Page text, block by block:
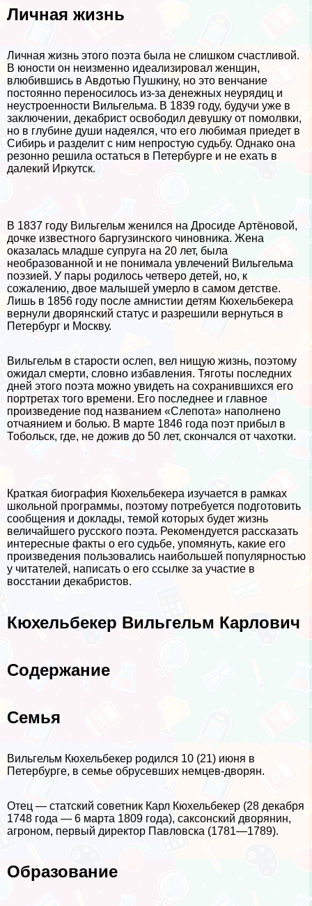
Личная жизнь
Личная жизнь этого поэта была не слишком счастливой.
В юности он неизменно идеализировал женщин,
влюбившись в Авдотью Пушкину, но это венчание
постоянно переносилось из-за денежных неурядиц и
неустроенности Вильгельма. В 1839 году, будучи уже в
заключении, декабрист освободил дeвyшку от помолвки,
но в глубине души надеялся, что его любимая приедет в
Сибирь и разделит с ним непростую судьбу. Однако она
резонно решила остаться в Петербурге и не ехать в
далекий Иркутск.
В 1837 году Вильгельм женился на Дросиде Артёновой,
дочке известного баргузинского чиновника. Жена
оказалась младше супруга на 20 лет, была
необразованной и не понимала увлечений Вильгельма
поэзией. У пары родилось четверо детей, но, к
сожалению, двое малышей умерло в самом детстве.
Лишь в 1856 году после амнистии детям Кюхельбекера
вернули дворянский статус и разрешили вернуться в
Петербург и Москву.
Вильгельм в старости ослеп, вел нищую жизнь, поэтому
ожидал cмepти, словно избавления. Тяготы последних
дней этого поэта можно увидеть на сохранившихся его
портретах того времени. Его последнее и главное
произведение под названием «Слепота» наполнено
отчаянием и болью. В марте 1846 года поэт прибыл в
Тобольск, где, не дожив до 50 лет, скончался от чахотки.
Краткая биография Кюхельбекера изучается в рамках
школьной программы, поэтому потребуется подготовить
сообщения и доклады, темой которых будет жизнь
величайшего русского поэта. Рекомендуется рассказать
интересные факты о его судьбе, упомянуть, какие его
произведения пользовались наибольшей популярностью
у читателей, написать о его ссылке за участие в
восстании декабристов.
Кюхельбекер Вильгельм Карлович
Содержание
Семья
Вильгельм Кюхельбекер родился 10 (21) июня в
Петербурге, в семье обрусевших немцев-дворян.
Отец — статский советник Карл Кюхельбекер (28 декабря
1748 года — 6 марта 1809 года), саксонский дворянин,
агроном, первый директор Павловска (1781—1789).
Образование